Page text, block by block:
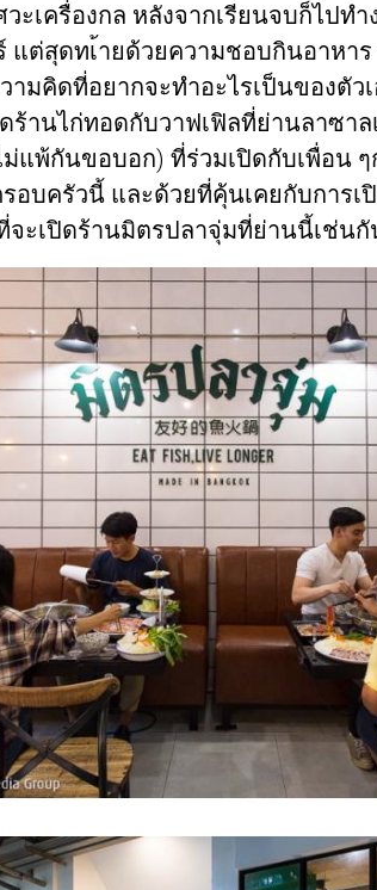
วะเครื่องกล หลังจากเรียนจบก็ไปท
แต่สุดทเ้ายด้วยความชอบกินอาหา
ามคิดที่อยากจะทำอะไรเป็นของตัว
ร้านไก่ทอดกับวาฟเฟิลที่ย่านลาซา
ม่แพ้กันขอบอก) ที่ร่วมเปิดกับเพื่อน
อบครัวนี้ และด้วยที่คุ้นเคยกับการ
จะเปิดร้านมิตรปลาจุ่มที่ย่านนี้เช่น